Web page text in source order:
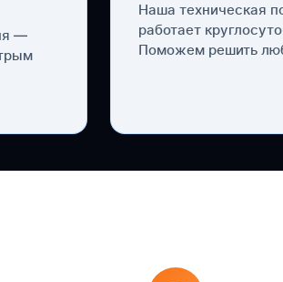
—
Наша техническая
работает
Поможем решить